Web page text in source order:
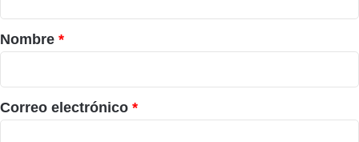
r
i
o
*
Nombre *
Correo electrónico *